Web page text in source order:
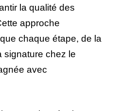
la qualité des
approche
chaque étape, de la
signature chez le
avec